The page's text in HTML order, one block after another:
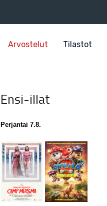
Arvostelut Tilastot
Ensi-illat
Perjantai 7.8.